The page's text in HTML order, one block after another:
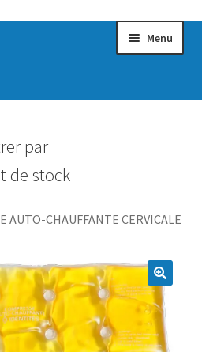
Menu
par
de stock
AUTO-CHAUFFANTE CERVICALE